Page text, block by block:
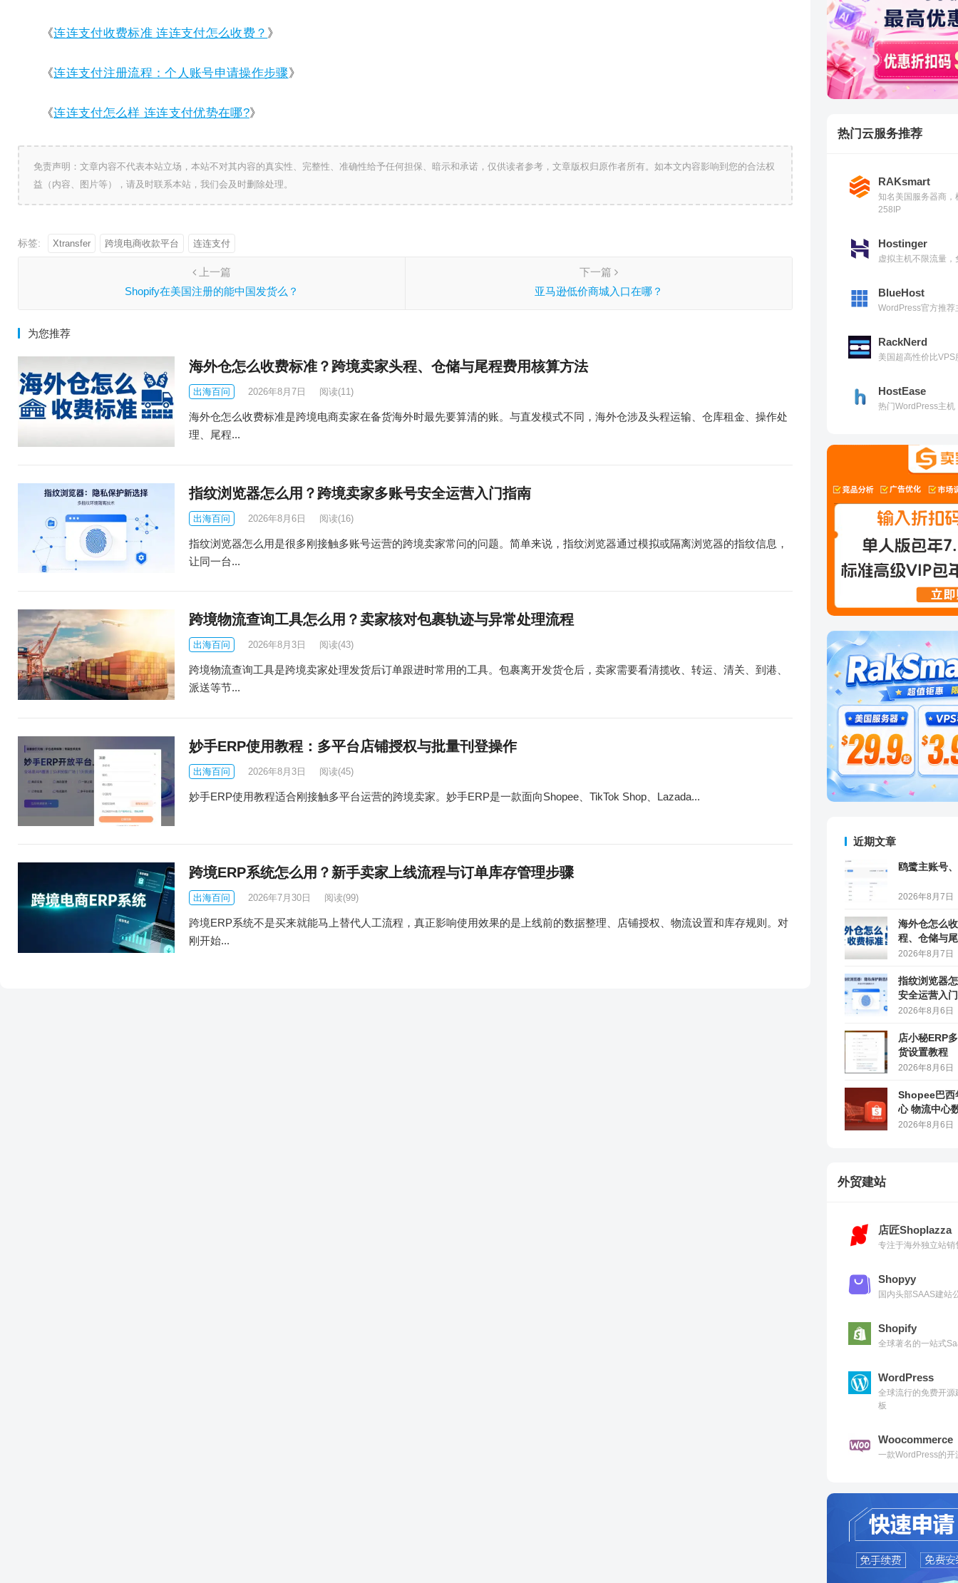
《连连支付收费标准 连连支付怎么收费？ 》
《连连支付注册流程：个人账号申请操作步骤》
《连连支付怎么样 连连支付优势在哪?》
免责声明：文章内容不代表本站立场，本站不对其内容的真实性、完整性、准确性给予任何担保、暗示和承诺，仅供读者参考，文章版权归原作者所有。如本文内容影响到您的合法权
益（内容、图片等），请及时联系本站，我们会及时删除处理。
标签: Xtransfer 跨境电商收款平台 连连支付
上一篇
Shopify在美国注册的能中国发货么？
下一篇
亚马逊低价商城入口在哪？
为您推荐
海外仓怎么收费标准？跨境卖家头程、仓储与尾程费用核算方法
出海百问 2026年8月7日 阅读(11)
海外仓怎么收费标准是跨境电商卖家在备货海外时最先要算清的账。与直发模式不同，海外仓涉及头程运输、仓库租金、操作处
理、尾程...
指纹浏览器怎么用？跨境卖家多账号安全运营入门指南
出海百问 2026年8月6日 阅读(16)
指纹浏览器怎么用是很多刚接触多账号运营的跨境卖家常问的问题。简单来说，指纹浏览器通过模拟或隔离浏览器的指纹信息，
让同一台...
跨境物流查询工具怎么用？卖家核对包裹轨迹与异常处理流程
出海百问 2026年8月3日 阅读(43)
跨境物流查询工具是跨境卖家处理发货后订单跟进时常用的工具。包裹离开发货仓后，卖家需要看清揽收、转运、清关、到港、
派送等节...
妙手ERP使用教程：多平台店铺授权与批量刊登操作
出海百问 2026年8月3日 阅读(45)
妙手ERP使用教程适合刚接触多平台运营的跨境卖家。妙手ERP是一款面向Shopee、TikTok Shop、Lazada...
跨境ERP系统怎么用？新手卖家上线流程与订单库存管理步骤
出海百问 2026年7月30日 阅读(99)
跨境ERP系统不是买来就能马上替代人工流程，真正影响使用效果的是上线前的数据整理、店铺授权、物流设置和库存规则。对
刚开始...
热门云服务推荐
RAKsmart
知名美国服务器商
258IP
Hostinger
虚拟主机不限流量
BlueHost
WordPress官方推
RackNerd
美国超高性价比VPS
HostEase
热门WordPress主
近期文章
鸥鹭主账号
2026年8月7日
海外仓怎么
程、仓储与
2026年8月7日
指纹浏览器
安全运营入
2026年8月6日
店小秘ERP
货设置教程
2026年8月6日
Shopee巴西
心 物流中心
2026年8月6日
外贸建站
店匠Shoplazza
专注于海外独立站
Shopyy
国内头部SAAS建站
Shopify
全球著名的一站式
WordPress
全球流行的免费开
板
Woocommerce
一款WordPress的开